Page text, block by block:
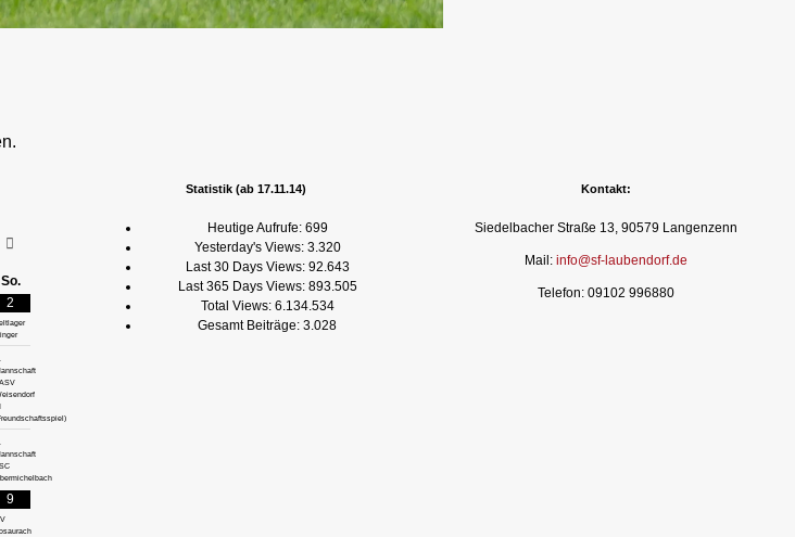
So.
2
9
Statistik (ab 17.11.14)
Heutige Aufrufe: 699
Yesterday's Views: 3.320
Last 30 Days Views: 92.643
Last 365 Days Views: 893.505
Total Views: 6.134.534
Gesamt Beiträge: 3.028
Kontakt:
Siedelbacher Straße 13, 90579 Langenzenn
Mail: info@sf-laubendorf.de
Telefon: 09102 996880